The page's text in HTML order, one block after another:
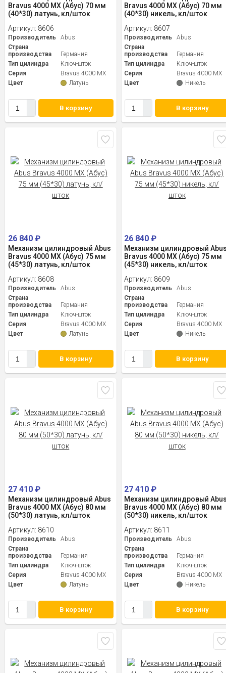
Bravus 4000 MX (Абус) 70 мм
(40*30) латунь, кл/шток
Артикул: 8606
Производитель
Abus
Страна
производства
Германия
Тип цилиндра
Ключ-шток
Серия
Bravus 4000 MX
Цвет
Латунь
В корзину
Bravus 4000 MX (Абус) 70 мм
(40*30) никель, кл/шток
Артикул: 8607
Производитель
Abus
Страна
производства
Германия
Тип цилиндра
Ключ-шток
Серия
Bravus 4000 MX
Цвет
Никель
В корзину
26 840 ₽
Механизм цилиндровый Abus
Bravus 4000 MX (Абус) 75 мм
(45*30) латунь, кл/шток
Артикул: 8608
Производитель
Abus
Страна
производства
Германия
Тип цилиндра
Ключ-шток
Серия
Bravus 4000 MX
Цвет
Латунь
В корзину
26 840₽
Механизм цилиндровый
Bravus 4000 MX (Абус) 75 мм
(45*30) никель, кл/шток
Артикул: 8609
Производитель
Abus
Страна
производства
Германия
Тип цилиндра
Ключ-шток
Серия
Bravus 4000 MX
Цвет
Никель
В корзину
27 410 ₽
Механизм цилиндровый Abus
Bravus 4000 MX (Абус) 80 мм
(50*30) латунь, кл/шток
Артикул: 8610
Производитель
Abus
Страна
производства
Германия
Тип цилиндра
Ключ-шток
Серия
Bravus 4000 MX
Цвет
Латунь
В корзину
27 410₽
Механизм цилиндровый
Bravus 4000 MX (Абус) 80 мм
(50*30) никель, кл/шток
Артикул: 8611
Производитель
Abus
Страна
производства
Германия
Тип цилиндра
Ключ-шток
Серия
Bravus 4000 MX
Цвет
Никель
В корзину